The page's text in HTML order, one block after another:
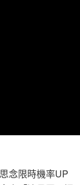
念限時機率UP